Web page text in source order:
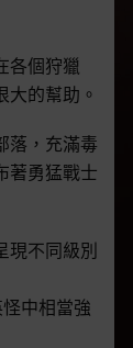
各個狩獵
的幫助。
落，充滿毒
著勇猛戰士
現不同級別
中相當強